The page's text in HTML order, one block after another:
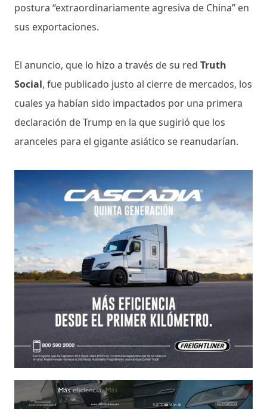
postura “extraordinariamente agresiva de China” en
sus exportaciones.
El anuncio, que lo hizo a través de su red Truth
Social, fue publicado justo al cierre de mercados, los
cuales ya habían sido impactados por una primera
declaración de Trump en la que sugirió que los
aranceles para el gigante asiático se reanudarían.